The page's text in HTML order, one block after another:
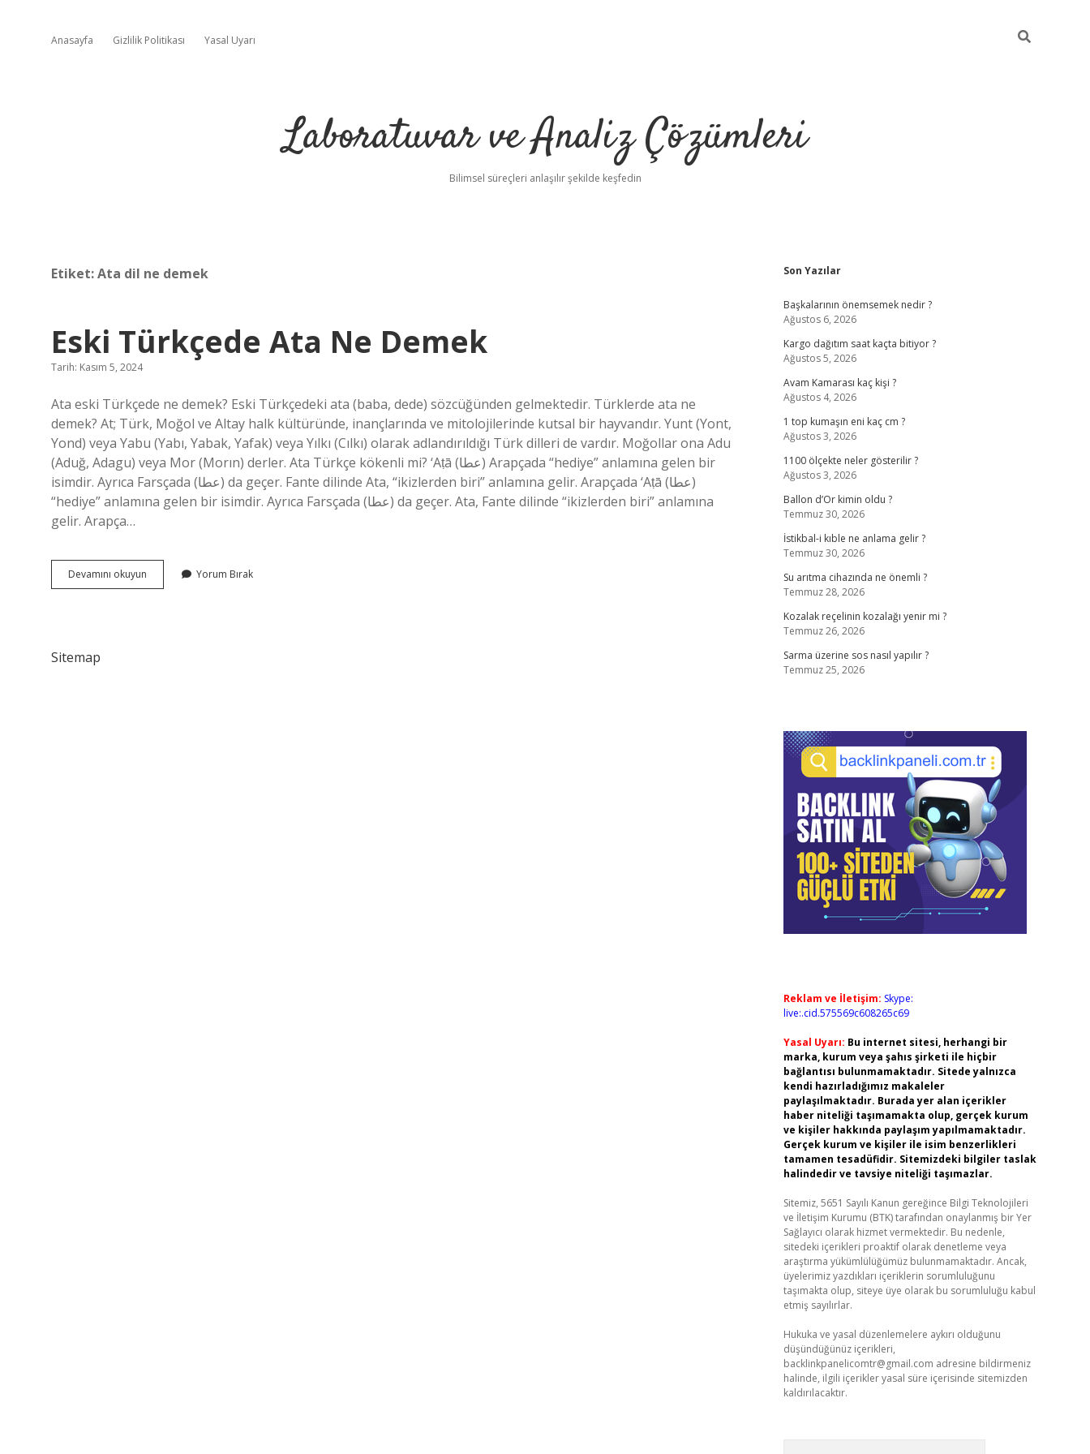
Anasayfa Gizlilik Politikası Yasal Uyarı
Laboratuvar ve Analiz Çözümleri
Bilimsel süreçleri anlaşılır şekilde keşfedin
Etiket:Ata dil ne demek
Eski Türkçede Ata Ne Demek
Tarih: Kasım 5, 2024
Ata eski Türkçede ne demek? Eski Türkçedeki ata (baba, dede) sözcüğünden gelmektedir. Türklerde ata ne
demek? At; Türk, Moğol ve Altay halk kültüründe, inançlarında ve mitolojilerinde kutsal bir hayvandır. Yunt (Yont,
Yond) veya Yabu (Yabı, Yabak, Yafak) veya Yılkı (Cılkı) olarak adlandırıldığı Türk dilleri de vardır. Moğollar ona Adu
(Aduğ, Adagu) veya Mor (Morın) derler. Ata Türkçe kökenli mi? ‘Aṭā (عطا) Arapçada “hediye” anlamına gelen bir
isimdir. Ayrıca Farsçada (عطا) da geçer. Fante dilinde Ata, “ikizlerden biri” anlamına gelir. Arapçada ‘Aṭā (عطا)
“hediye” anlamına gelen bir isimdir. Ayrıca Farsçada (عطا) da geçer. Ata, Fante dilinde “ikizlerden biri” anlamına
gelir. Arapça…
Devamını okuyun
Türkçede
Yorum Bırak
Sitemap
Sidebar
Son Yazılar
Başkalarının önemsemek nedir ?
Ağustos 6, 2026
Kargo dağıtım saat kaçta bitiyor ?
Ağustos 5, 2026
Avam Kamarası kaç kişi ?
Ağustos 4, 2026
1 top kumaşın eni kaç cm ?
Ağustos 3, 2026
1100 ölçekte neler gösterilir ?
Ağustos 3, 2026
Ballon d’Or kimin oldu ?
Temmuz 30, 2026
İstikbal-i kıble ne anlama gelir ?
Temmuz 30, 2026
Su arıtma cihazında ne önemli ?
Temmuz 28, 2026
Kozalak reçelinin kozalağı yenir mi ?
Temmuz 26, 2026
Sarma üzerine sos nasıl yapılır ?
Temmuz 25, 2026
Reklam ve İletişim: Skype:
live:.cid.575569c608265c69
Yasal Uyarı: Bu internet sitesi, herhangi bir
marka, kurum veya şahıs şirketi ile hiçbir
bağlantısı bulunmamaktadır. Sitede yalnızca
kendi hazırladığımız makaleler
paylaşılmaktadır. Burada yer alan içerikler
haber niteliği taşımamakta olup, gerçek kurum
ve kişiler hakkında paylaşım yapılmamaktadır.
Gerçek kurum ve kişiler ile isim benzerlikleri
tamamen tesadüfidir. Sitemizdeki bilgiler taslak
halindedir ve tavsiye niteliği taşımazlar.
Sitemiz, 5651 Sayılı Kanun gereğince Bilgi Teknolojileri
ve İletişim Kurumu (BTK) tarafından onaylanmış bir Yer
Sağlayıcı olarak hizmet vermektedir. Bu nedenle,
sitedeki içerikleri proaktif olarak denetleme veya
araştırma yükümlülüğümüz bulunmamaktadır. Ancak,
üyelerimiz yazdıkları içeriklerin sorumluluğunu
taşımakta olup, siteye üye olarak bu sorumluluğu kabul
etmiş sayılırlar.
Hukuka ve yasal düzenlemelere aykırı olduğunu
düşündüğünüz içerikleri,
backlinkpanelicomtr@gmail.com adresine bildirmeniz
halinde, ilgili içerikler yasal süre içerisinde sitemizden
kaldırılacaktır.